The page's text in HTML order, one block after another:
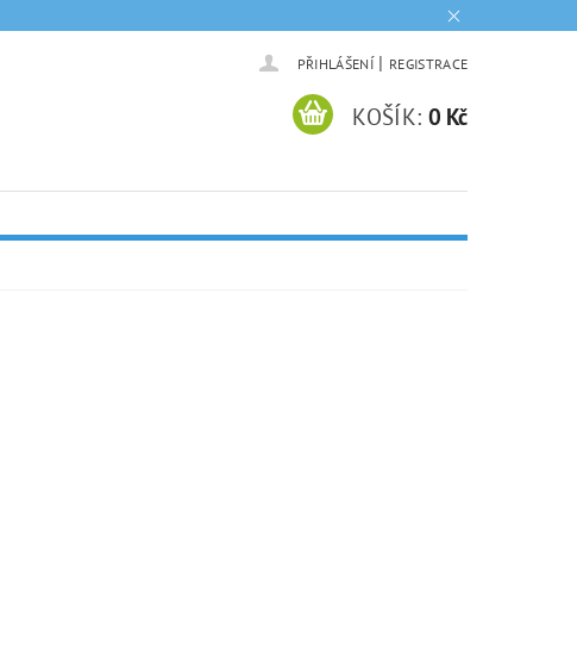
PŘIHLÁŠENÍ | REGISTRACE
KOŠÍK: 0 Kč